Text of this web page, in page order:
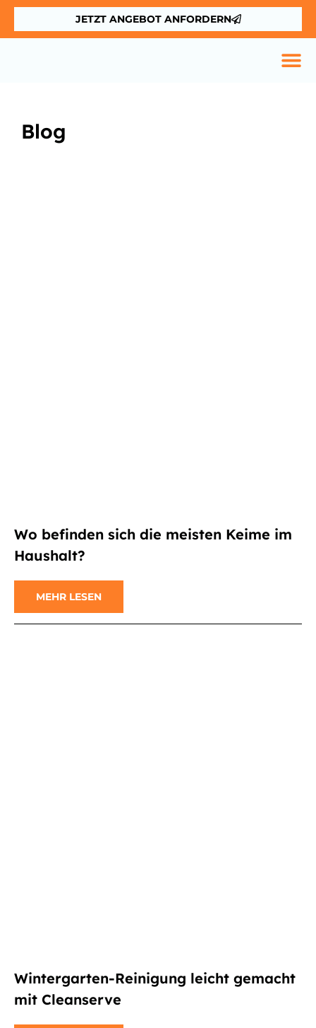
JETZT ANGEBOT ANFORDERN
Blog
Wo befinden sich die meisten Keime im
Haushalt?
MEHR LESEN
Wintergarten-Reinigung leicht gemacht
mit Cleanserve